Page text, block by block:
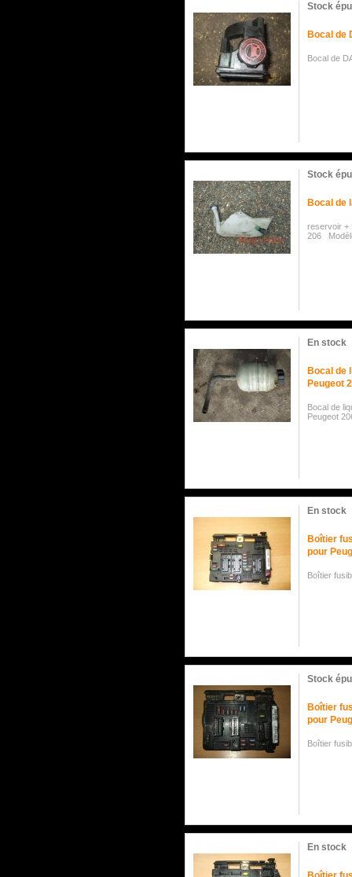
Stock
Bocal de
Bocal de
Stock
Bocal de
reservoir +
206
En stock
Bocal de
Peugeot
Bocal de
Peugeot
En stock
Boîtier
pour
Boîtier
Stock
Boîtier
pour
Boîtier
En stock